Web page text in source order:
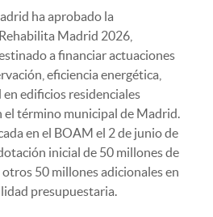
ha aprobado la
Madrid 2026,
a financiar actuaciones
eficiencia energética,
edificios residenciales
el término municipal de Madrid.
en el BOAM el 2 de junio de
inicial de 50 millones de
50 millones adicionales en
presupuestaria.